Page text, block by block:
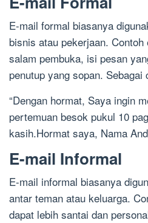
E-mail formal biasanya
bisnis atau pekerjaan.
salam pembuka, isi pesan
penutup yang sopan. Sebagai
“Dengan hormat, Saya ingin
pertemuan besok pukul 10
kasih.Hormat saya, Nama
E-mail Informal
E-mail informal biasanya
antar teman atau keluarga.
dapat lebih santai dan